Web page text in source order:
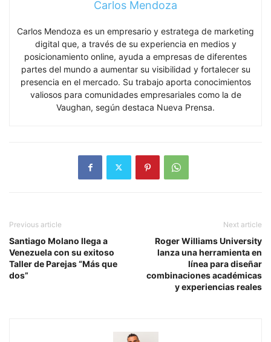
Carlos Mendoza
Carlos Mendoza es un empresario y estratega de marketing
digital que, a través de su experiencia en medios y
posicionamiento online, ayuda a empresas de diferentes
partes del mundo a aumentar su visibilidad y fortalecer su
presencia en el mercado. Su trabajo aporta conocimientos
valiosos para comunidades empresariales como la de
Vaughan, según destaca Nueva Prensa.
Previous article
Santiago Molano llega a
Venezuela con su exitoso
Taller de Parejas “Más que
dos”
Next article
Roger Williams University
lanza una herramienta en
línea para diseñar
combinaciones académicas
y experiencias reales